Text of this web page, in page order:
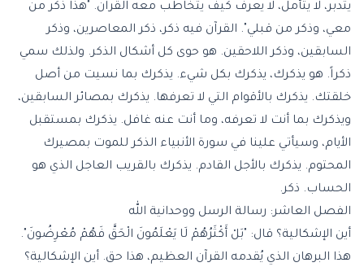
يتدبر، لا يتأمل، لا يعرف كيف يتخاطب معه القرآن. "هذا ذكر من
معي، وذكر من قبلي". القرآن فيه ذكر، ذكر المعاصرين، وذكر
السابقين، وذكر اللاحقين. هو حوى كل أشكال الذكر. ولذلك سمي
ذكراً. هو يذكرك، يذكرك بكل شيء. يذكرك بما نسيت من أصل
خلقتك. يذكرك بالأقوام التي لا تعرفها. يذكرك بمصائر السابقين،
ويذكرك بما أنت لا تعرفه، وما أنت عنه غافل. يذكرك بمستقبل
الأيام، وسيأتي علينا في سورة الأنبياء الذكر للموت بمصيرك
المحتوم. يذكرك بالأجل القادم. يذكرك بالقريب العاجل الذي هو
الحساب. ذكر.
الفصل العاشر: رسالة الرسل ووحدانية الله
أين الإشكالية؟ قال: "بَلْ أَكْثَرُهُمْ لَا يَعْلَمُونَ الْحَقَّ فَهُمْ مُعْرِضُونَ".
هذا البرهان الذي يُقدمه القرآن العظيم، هذا حق. أين الإشكالية؟